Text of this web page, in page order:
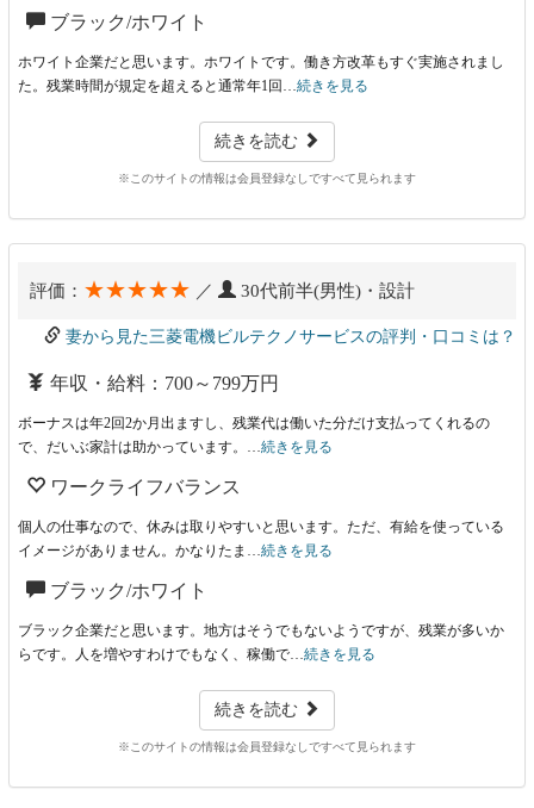
ブラック/ホワイト
ホワイト企業だと思います。ホワイトです。働き方改革もすぐ実施されまし
た。残業時間が規定を超えると通常年1回…続きを見る
続きを読む
※このサイトの情報は会員登録なしですべて見られます
評価： ★★★★★ ／ 30代前半(男性)・設計
妻から見た三菱電機ビルテクノサービスの評判・口コミは？
年収・給料：700～799万円
ボーナスは年2回2か月出ますし、残業代は働いた分だけ支払ってくれるの
で、だいぶ家計は助かっています。…続きを見る
ワークライフバランス
個人の仕事なので、休みは取りやすいと思います。ただ、有給を使っている
イメージがありません。かなりたま…続きを見る
ブラック/ホワイト
ブラック企業だと思います。地方はそうでもないようですが、残業が多いか
らです。人を増やすわけでもなく、稼働で…続きを見る
続きを読む
※このサイトの情報は会員登録なしですべて見られます